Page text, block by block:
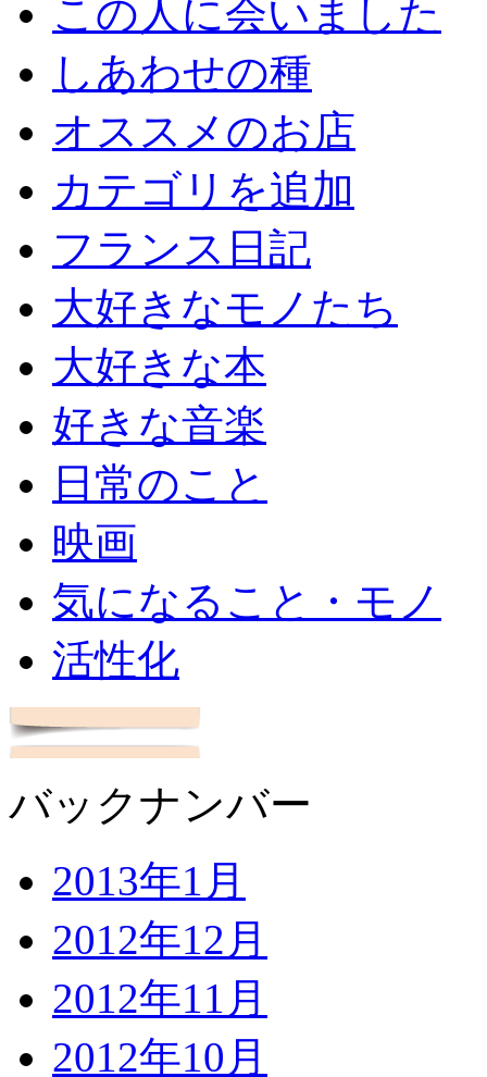
この人に会いました
しあわせの種
オススメのお店
カテゴリを追加
フランス日記
大好きなモノたち
大好きな本
好きな音楽
日常のこと
映画
気になること・モノ
活性化
バックナンバー
2013年1月
2012年12月
2012年11月
2012年10月